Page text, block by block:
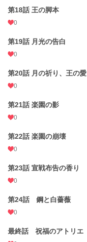
第18話 王の脚本
0
第19話 月光の告白
0
第20話 月の祈り、王の愛
0
第21話 楽園の影
0
第22話 楽園の崩壊
0
第23話 宣戦布告の香り
0
第24話 鋼と白薔薇
0
最終話 祝福のアトリエ